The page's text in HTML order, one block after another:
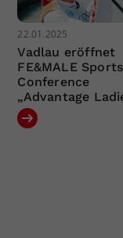
22.01.2025
Vadlau eröffnet
FE&MALE Sports
Conference
„Advantage